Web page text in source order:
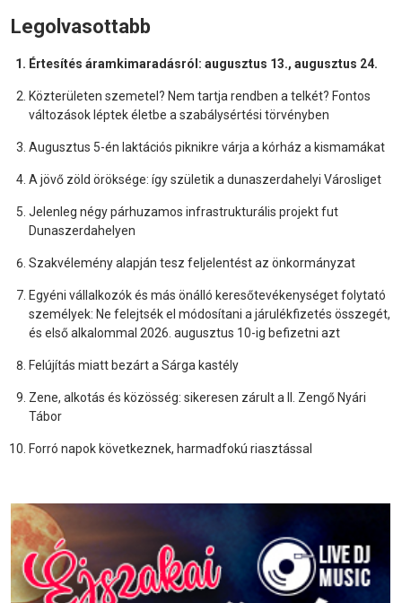
Legolvasottabb
Értesítés áramkimaradásról: augusztus 13., augusztus 24.
Közterületen szemetel? Nem tartja rendben a telkét? Fontos
változások léptek életbe a szabálysértési törvényben
Augusztus 5-én laktációs piknikre várja a kórház a kismamákat
A jövő zöld öröksége: így születik a dunaszerdahelyi Városliget
Jelenleg négy párhuzamos infrastrukturális projekt fut
Dunaszerdahelyen
Szakvélemény alapján tesz feljelentést az önkormányzat
Egyéni vállalkozók és más önálló keresőtevékenységet folytató
személyek: Ne felejtsék el módosítani a járulékfizetés összegét,
és első alkalommal 2026. augusztus 10-ig befizetni azt
Felújítás miatt bezárt a Sárga kastély
Zene, alkotás és közösség: sikeresen zárult a II. Zengő Nyári
Tábor
Forró napok következnek, harmadfokú riasztással